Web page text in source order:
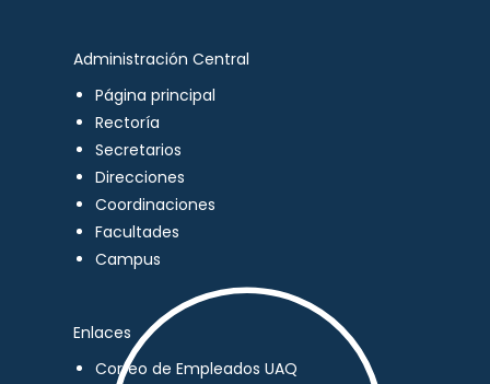
Administración Central
Página principal
Rectoría
Secretarios
Direcciones
Coordinaciones
Facultades
Campus
Enlaces
Correo de Empleados UAQ